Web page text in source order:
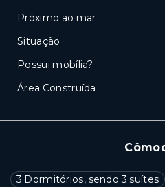
3 Dormitórios, sendo 3 suítes
Próximo ao mar
Situação
Possui mobília?
Área Construída